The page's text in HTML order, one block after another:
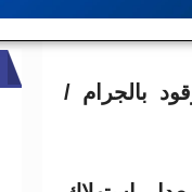
بالجرام /